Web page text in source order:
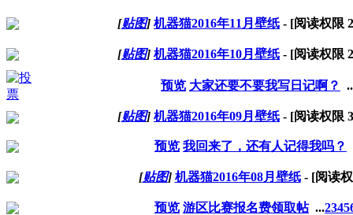
[贴图] 机器猫2016年11月壁纸 - [阅读权限
[贴图] 机器猫2016年10月壁纸 - [阅读权限
预览 大家还要不要我写日记啊？
[贴图] 机器猫2016年09月壁纸 - [阅读权限
预览 我回来了，还有人记得我吗？
[贴图] 机器猫2016年08月壁纸- [阅读
预览 游区比赛报名费领取帖 ...2345